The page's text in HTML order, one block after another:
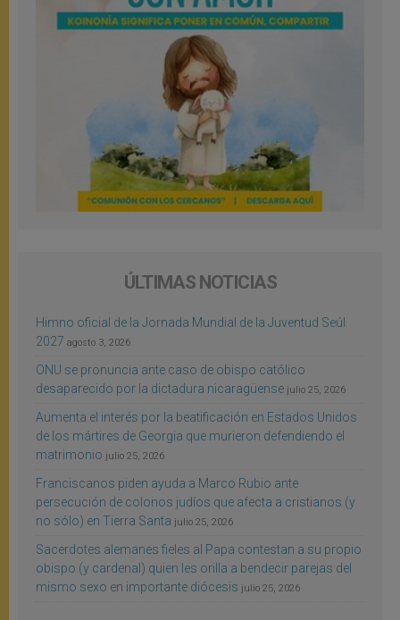
ÚLTIMAS NOTICIAS
Himno oficial de la Jornada Mundial de la Juventud Seúl
2027 agosto 3, 2026
ONU se pronuncia ante caso de obispo católico
desaparecido por la dictadura nicaragüense julio 25, 2026
Aumenta el interés por la beatificación en Estados Unidos
de los mártires de Georgia que murieron defendiendo el
matrimonio julio 25, 2026
Franciscanos piden ayuda a Marco Rubio ante
persecución de colonos judíos que afecta a cristianos (y
no sólo) en Tierra Santa julio 25, 2026
Sacerdotes alemanes fieles al Papa contestan a su propio
obispo (y cardenal) quien les orilla a bendecir parejas del
mismo sexo en importante diócesis julio 25, 2026